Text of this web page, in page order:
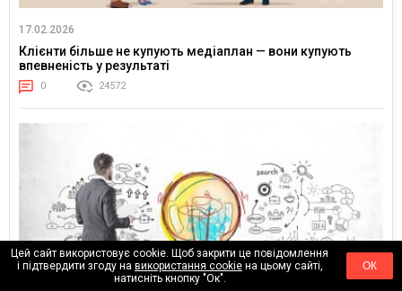
17.02.2026
Клієнти більше не купують медіаплан — вони купують
впевненість у результаті
0 24572
Цей сайт використовує cookie. Щоб закрити це повідомлення
і підтвердити згоду на використання cookieна цьому сайті,
натисніть кнопку "Ок".
ОК